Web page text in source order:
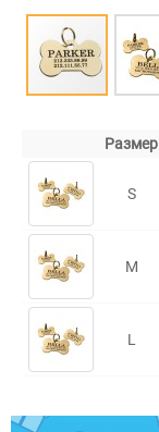
Размер
S
M
L